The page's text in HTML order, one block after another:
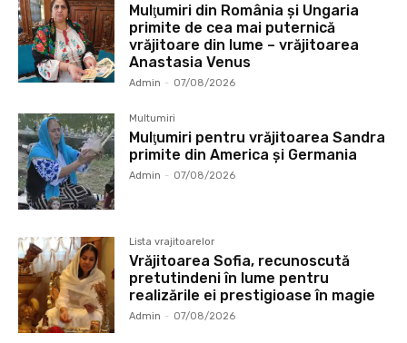
Mulţumiri din România și Ungaria
primite de cea mai puternică
vrăjitoare din lume – vrăjitoarea
Anastasia Venus
Admin - 07/08/2026
Multumiri
Mulţumiri pentru vrăjitoarea Sandra
primite din America și Germania
Admin - 07/08/2026
Lista vrajitoarelor
Vrăjitoarea Sofia, recunoscută
pretutindeni în lume pentru
realizările ei prestigioase în magie
Admin - 07/08/2026